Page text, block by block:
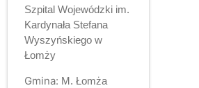
Szpital Wojewódzki im.
Kardynała Stefana
Wyszyńskiego w
Łomży
Gmina: M. Łomża